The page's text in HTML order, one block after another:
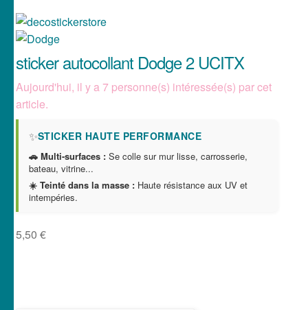
Votre espace
sticker autocollant Dodge 2 UCITX
Aujourd'hui, il y a 7 personne(s) intéressée(s) par cet
article.
✨STICKER HAUTE PERFORMANCE
🚗 Multi-surfaces :Se colle sur mur lisse, carrosserie,
bateau, vitrine...
☀️ Teinté dans la masse :Haute résistance aux UV et
intempéries.
5,50 €